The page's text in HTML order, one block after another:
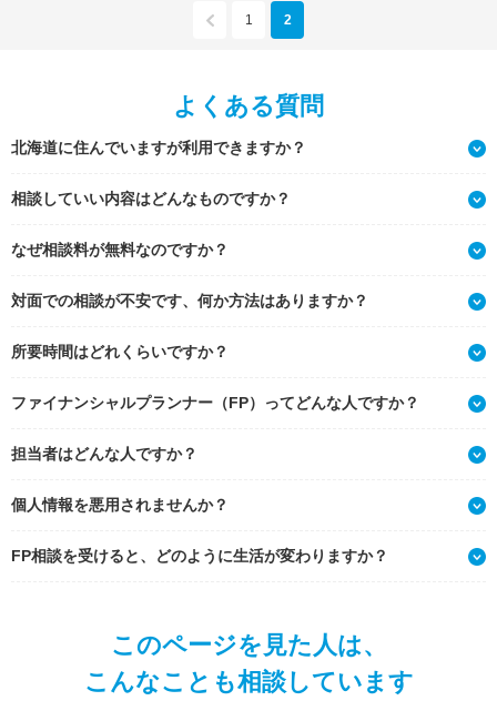
1 2
よくある質問
北海道に住んでいますが利用できますか？
相談していい内容はどんなものですか？
なぜ相談料が無料なのですか？
対面での相談が不安です、何か方法はありますか？
所要時間はどれくらいですか？
ファイナンシャルプランナー（FP）ってどんな人ですか？
担当者はどんな人ですか？
個人情報を悪用されませんか？
FP相談を受けると、どのように生活が変わりますか？
このページを見た人は、
こんなことも相談しています